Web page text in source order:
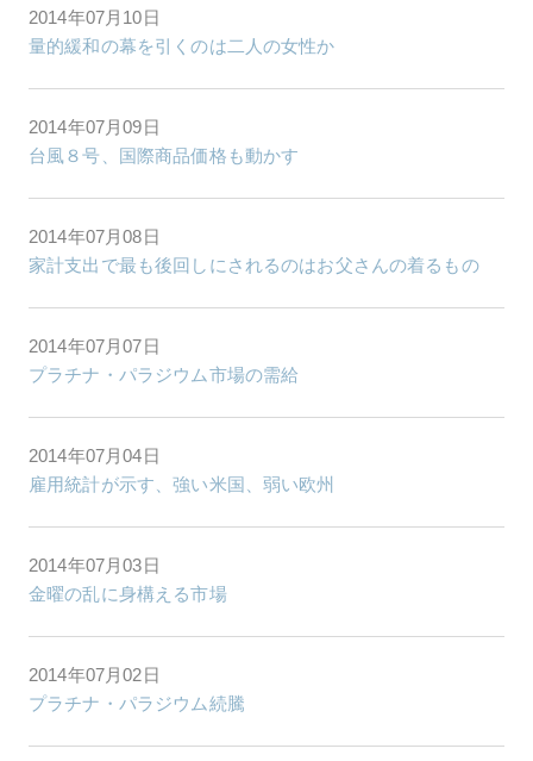
2014年07月10日
量的緩和の幕を引くのは二人の女性か
2014年07月09日
台風８号、国際商品価格も動かす
2014年07月08日
家計支出で最も後回しにされるのはお父さんの着るもの
2014年07月07日
プラチナ・パラジウム市場の需給
2014年07月04日
雇用統計が示す、強い米国、弱い欧州
2014年07月03日
金曜の乱に身構える市場
2014年07月02日
プラチナ・パラジウム続騰